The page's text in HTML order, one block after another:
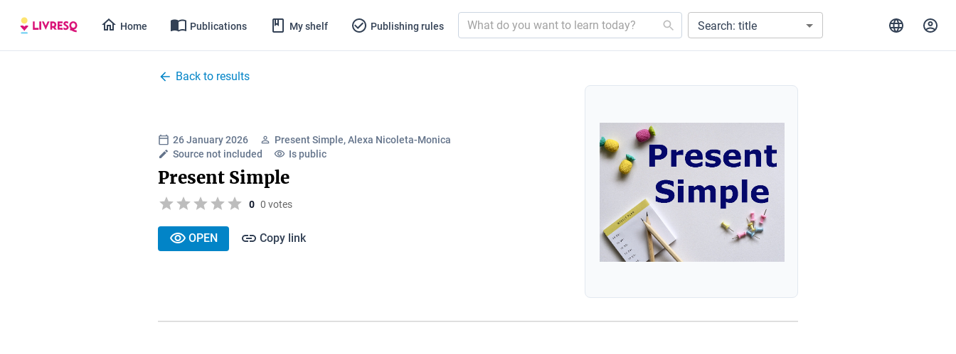
Home Publications My shelf Publishing rules Search: title
Back to results
26 January 2026
Present Simple, Alexa Nicoleta-Monica
Source not included
Is public
Present Simple
0 0 votes
OPEN Copy link